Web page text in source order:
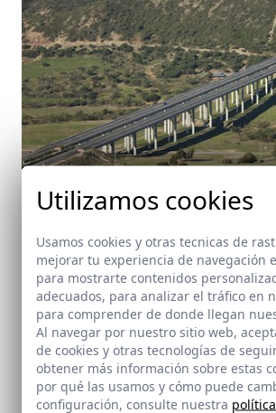
Autovía A-381 (Jerez - Los Barrios)
Cádiz
Utilizamos cookies
Usamos cookies y otras tecnicas de
mejorar tu experiencia de navegación
para mostrarte contenidos
adecuados, para analizar el tráfico en
para comprender de donde llegan
Al navegar por nuestro sitio web,
de cookies y otras tecnologías de
obtener más información sobre estas
por qué las usamos y cómo puede
configuración, consulte nuestra